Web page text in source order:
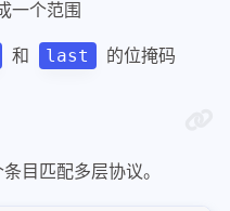
一个范围
和 last 的位掩码
目匹配多层协议。